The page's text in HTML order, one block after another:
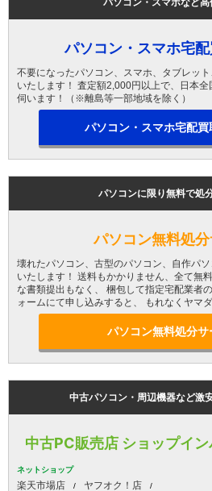
パソコン・スマホなど高
パソコン・スマホ宅
不要になったパソコン、スマホ、タブレッ
いたします！ 査定額2,000円以上で、日本
伺います！（※離島等一部地域を除く）
パソコン・スマホ宅配
パソコンに限り無料で処
パソコン無料処
壊れたパソコン、古型のパソコン、自作パ
いたします！ 送料もかかりません、全て無
な書類提出もなく、 梱包して指定宅配業者
ォームにて申し込みすると、 もれなくヤマ
パソコン無料処分サ
中古パソコン・周辺機器など激
中古PC販売店 ショップイン
ネットショップ
楽天市場店 ヤフオク！店